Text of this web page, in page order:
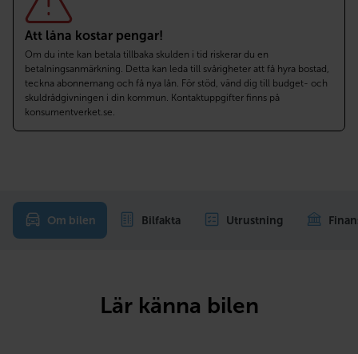
Att låna kostar pengar!
Om du inte kan betala tillbaka skulden i tid riskerar du en
betalningsanmärkning. Detta kan leda till svårigheter att få hyra bostad,
teckna abonnemang och få nya lån. För stöd, vänd dig till budget- och
skuldrådgivningen i din kommun. Kontaktuppgifter finns på
konsumentverket.se.
Om bilen Bilfakta Utrustning
Lär känna bilen